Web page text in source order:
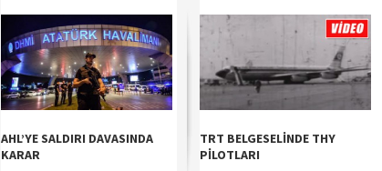
AHL’YE SALDIRI DAVASINDA
KARAR
TRT BELGESELİNDE THY
PİLOTLARI